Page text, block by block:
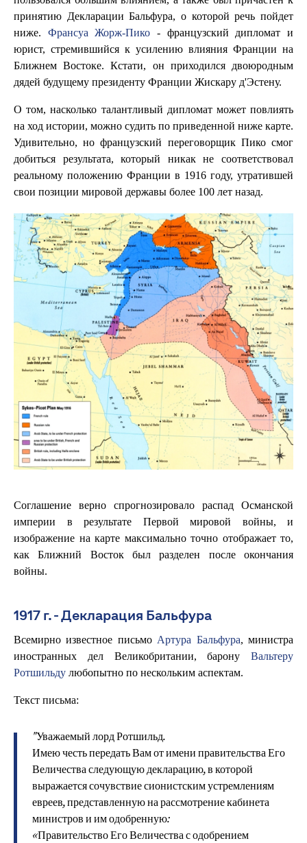
принятию Декларации Бальфура, о которой речь пойдет
ниже. Франсуа Жорж-Пико - французский дипломат и
юрист, стремившийся к усилению влияния Франции на
Ближнем Востоке. Кстати, он приходился двоюродным
дядей будущему президенту Франции Жискару д'Эстену.
О том, насколько талантливый дипломат может повлиять
на ход истории, можно судить по приведенной ниже карте.
Удивительно, но французский переговорщик Пико смог
добиться результата, который никак не соответствовал
реальному положению Франции в 1916 году, утратившей
свои позиции мировой державы более 100 лет назад.
Соглашение верно спрогнозировало распад Османской
империи в результате Первой мировой войны, и
изображение на карте максимально точно отображает то,
как Ближний Восток был разделен после окончания
войны.
1917 г. - Декларация Бальфура
Всемирно известное письмо Артура Бальфура, министра
иностранных дел Великобритании, барону Вальтеру
Ротшильду любопытно по нескольким аспектам.
Текст письма:
"Уважаемый лорд Ротшильд.
Имею честь передать Вам от имени правительства Его
Величества следующую декларацию, в которой
выражается сочувствие сионистским устремлениям
евреев, представленную на рассмотрение кабинета
министров и им одобренную:
«Правительство Его Величества с одобрением